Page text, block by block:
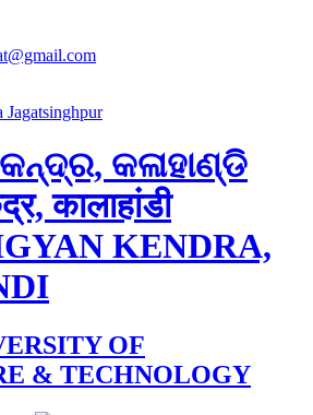
କଳାହାଣ୍ଡି
कालाहांडी
KENDRA,
OF
& TECHNOLOGY